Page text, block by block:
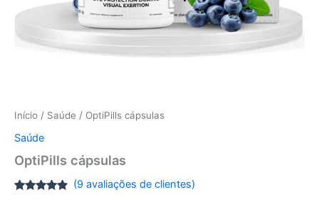
Início / Saúde / OptiPills cápsulas
Saúde
OptiPills cápsulas
(9avaliações de clientes)